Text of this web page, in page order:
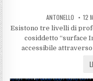
ANTONELLO 12
Esistono tre livelli di
cosiddetto “surface
accessibile